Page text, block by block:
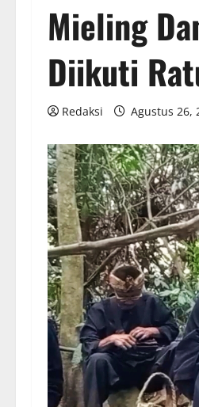
Mieling
Diikuti
Redaksi Agustus 26,